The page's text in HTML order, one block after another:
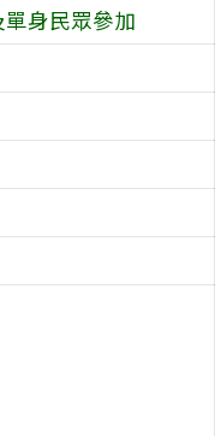
身民眾參加